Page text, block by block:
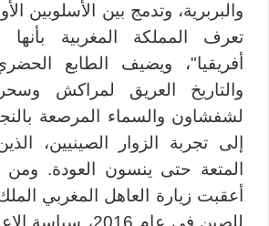
والبربرية، وتدمج بين الأسلوبين
تعرف المملكة المغربية
أفريقيا"، ويضيف الطابع
والتاريخ العريق لمراكش
لشفشاون والسماء المرصعة
إلى تجربة الزوار الصينيين،
المتعة حتى ينسون العودة. ومن
أعقبت زيارة العاهل المغربي
للصين في عام 2016،